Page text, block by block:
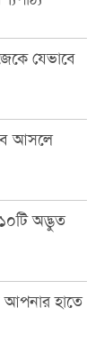
যেভাবে
আসলে
অদ্ভুত
হাতে